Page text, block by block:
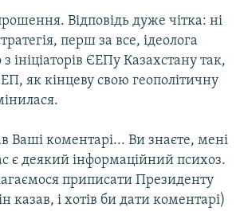
Відповідь дуже чітка: ні
перш за все, ідеолога
ініціаторів ЄЕПу Казахстану так,
як кінцеву свою геополітичну
Ваші коментарі... Ви знаєте, мені
є деякий інформаційний психоз.
приписати Президенту
казав, і хотів би дати коментарі)